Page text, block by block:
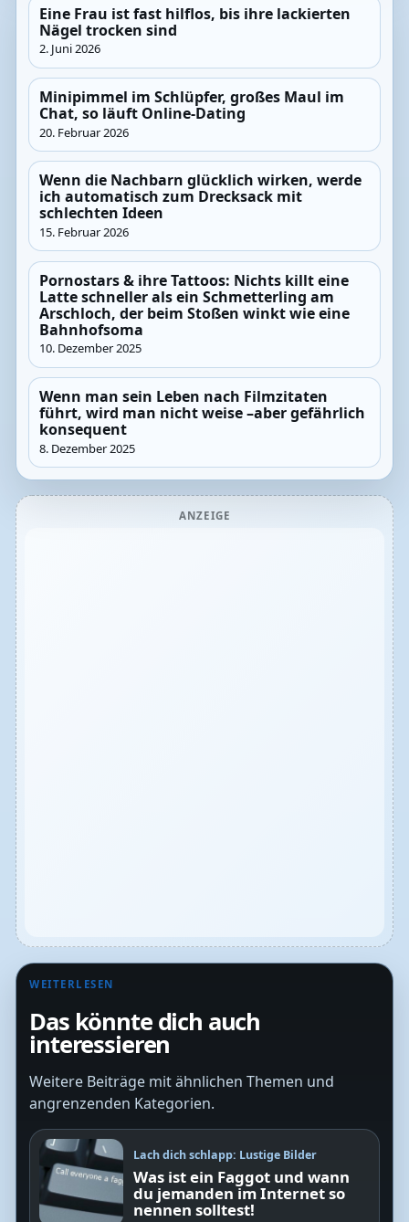
Eine Frau ist fast hilflos, bis ihre lackierten
Nägel trocken sind
2. Juni 2026
Minipimmel im Schlüpfer, großes Maul im
Chat, so läuft Online-Dating
20. Februar 2026
Wenn die Nachbarn glücklich wirken, werde
ich automatisch zum Drecksack mit
schlechten Ideen
15. Februar 2026
Pornostars & ihre Tattoos: Nichts killt eine
Latte schneller als ein Schmetterling am
Arschloch, der beim Stoßen winkt wie eine
Bahnhofsoma
10. Dezember 2025
Wenn man sein Leben nach Filmzitaten
führt, wird man nicht weise –aber gefährlich
konsequent
8. Dezember 2025
ANZEIGE
WEITERLESEN
Das könnte dich auch
interessieren
Weitere Beiträge mit ähnlichen Themen und
angrenzenden Kategorien.
Lach dich schlapp: Lustige Bilder
Was ist ein Faggot und wann
du jemanden im Internet so
nennen solltest!